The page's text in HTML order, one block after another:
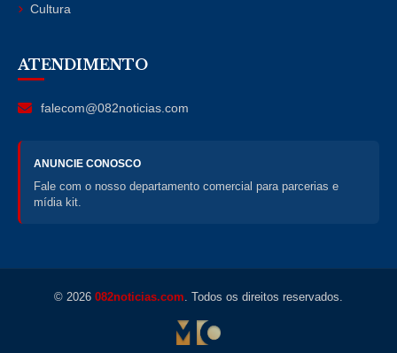
Cultura
ATENDIMENTO
falecom@082noticias.com
ANUNCIE CONOSCO
Fale com o nosso departamento comercial para parcerias e
mídia kit.
© 2026 082noticias.com . Todos os direitos reservados.